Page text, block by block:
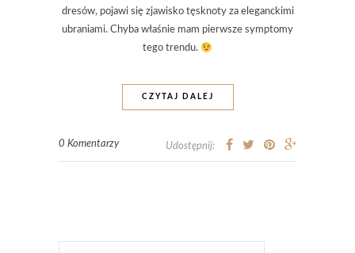
dresów, pojawi się zjawisko tęsknoty za eleganckimi
ubraniami. Chyba właśnie mam pierwsze symptomy
tego trendu.
CZYTAJ DALEJ
0 Komentarzy Udostępnij: